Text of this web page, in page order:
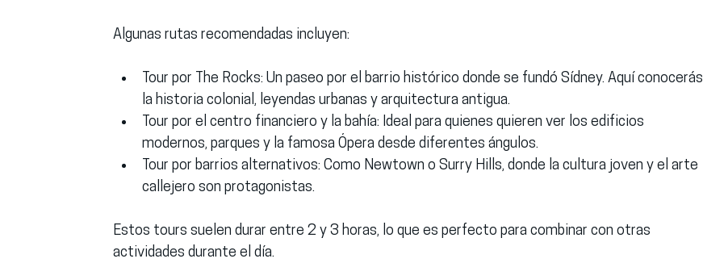
Algunas rutas recomendadas incluyen:
Tour por The Rocks: Un paseo por el barrio histórico donde se fundó Sídney. Aquí conocerás
la historia colonial, leyendas urbanas y arquitectura antigua.
Tour por el centro financiero y la bahía: Ideal para quienes quieren ver los edificios
modernos, parques y la famosa Ópera desde diferentes ángulos.
Tour por barrios alternativos: Como Newtown o Surry Hills, donde la cultura joven y el arte
callejero son protagonistas.
Estos tours suelen durar entre 2 y 3 horas, lo que es perfecto para combinar con otras
actividades durante el día.